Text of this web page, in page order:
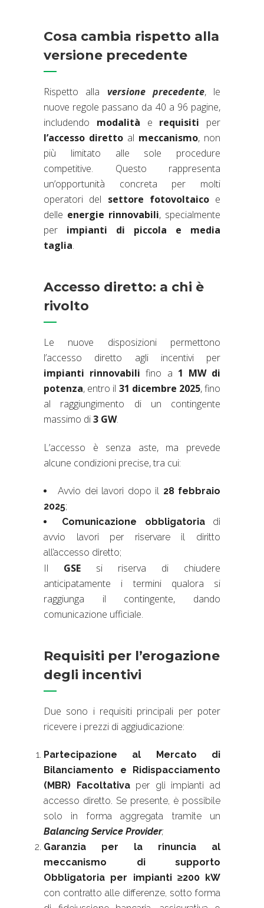
Cosa cambia rispetto alla
versione precedente
Rispetto alla versione precedente, le
nuove regole passano da 40 a 96 pagine,
includendo modalità e requisiti per
l’accesso diretto al meccanismo, non
più limitato alle sole procedure
competitive. Questo rappresenta
un’opportunità concreta per molti
operatori del settore fotovoltaicoe
delle energie rinnovabili, specialmente
per impianti di piccola e media
taglia.
Accesso diretto: a chi è
rivolto
Le nuove disposizioni permettono
l’accesso diretto agli incentivi per
impianti rinnovabili fino a 1 MW di
potenza, entro il 31 dicembre 2025, fino
al raggiungimento di un contingente
massimo di3 GW.
L’accesso è senza aste, ma prevede
alcune condizioni precise, tra cui:
Avvio dei lavori dopo il 28 febbraio
2025;
Comunicazione obbligatoriadi
avvio lavori per riservare il diritto
all’accesso diretto;
Il GSE si riserva di chiudere
anticipatamente i termini qualora si
raggiunga il contingente, dando
comunicazione ufficiale.
Requisiti per l’erogazione
degli incentivi
Due sono i requisiti principali per poter
ricevere i prezzi di aggiudicazione:
Partecipazione al Mercato di
Bilanciamento e Ridispacciamento
(MBR) Facoltativaper gli impianti ad
accesso diretto. Se presente, è possibile
solo in forma aggregata tramite un
Balancing Service Provider;
Garanzia per la rinuncia al
meccanismo di supporto
Obbligatoria per impianti ≥200 kW
con contratto alle differenze, sotto forma